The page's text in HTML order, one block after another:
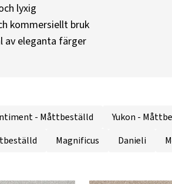
lyxig
kommersiellt bruk
av eleganta färger
- Måttbeställd Yukon -
Magnificus Danieli